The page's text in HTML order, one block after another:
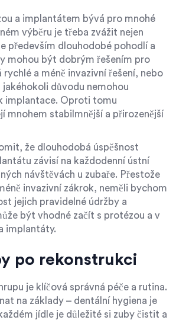
a implantátem bývá pro mnohé
výběru je třeba zvážit nejen
především dlouhodobé pohodlí a
mohou být dobrým řešením pro
rychlé a méně invazivní řešení, nebo
důvodu nemohou
implantace. Oproti tomu
mnohem stabilmnější a přirozenější
že dlouhodobá úspěšnost
závisí na každodenní ústní
návštěvách u zubaře. Přestože
invazivní zákrok, neměli bychom
jejich pravidelné údržby a
být vhodné začít s protézou a v
implantáty.
po rekonstrukci
je klíčová správná péče a rutina.
na základy – dentální hygiena je
jídle je důležité si zuby čistit a